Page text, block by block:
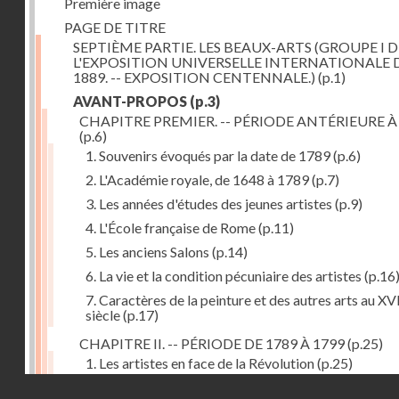
PAGE DE TITRE
SEPTIÈME PARTIE. LES BEAUX-ARTS (GROUPE I
L'EXPOSITION UNIVERSELLE INTERNATIONALE
1889. -- EXPOSITION CENTENNALE.) (p.1)
AVANT-PROPOS (p.3)
CHAPITRE PREMIER. -- PÉRIODE ANTÉRIEURE
(p.6)
1. Souvenirs évoqués par la date de 1789(p.6)
2. L'Académie royale, de 1648 à 1789(p.7)
3. Les années d'études des jeunes artistes (p.9)
4. L'École française de Rome(p.11)
5. Les anciens Salons (p.14)
6. La vie et la condition pécuniaire des artistes (p.16)
7. Caractères de la peinture et des autres arts au
siècle(p.17)
CHAPITRE II. -- PÉRIODE DE 1789 À 1799(p.25)
1. Les artistes en face de la Révolution(p.25)